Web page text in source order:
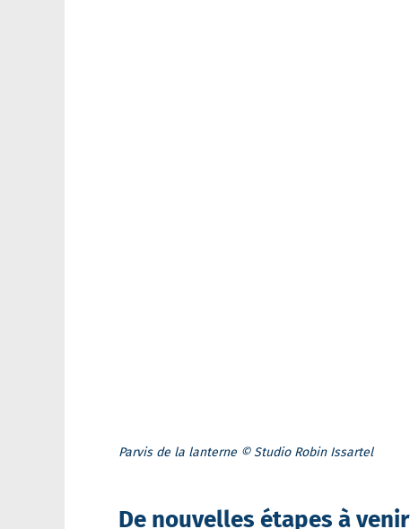
Parvis de la lanterne © Studio Robin Issartel
De nouvelles étapes à venir